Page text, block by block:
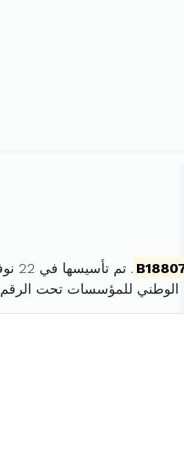
. تم تأسيسها في 22 نوفمبر 2000 برأس مال قدره
للمؤسسات تحت الرقم